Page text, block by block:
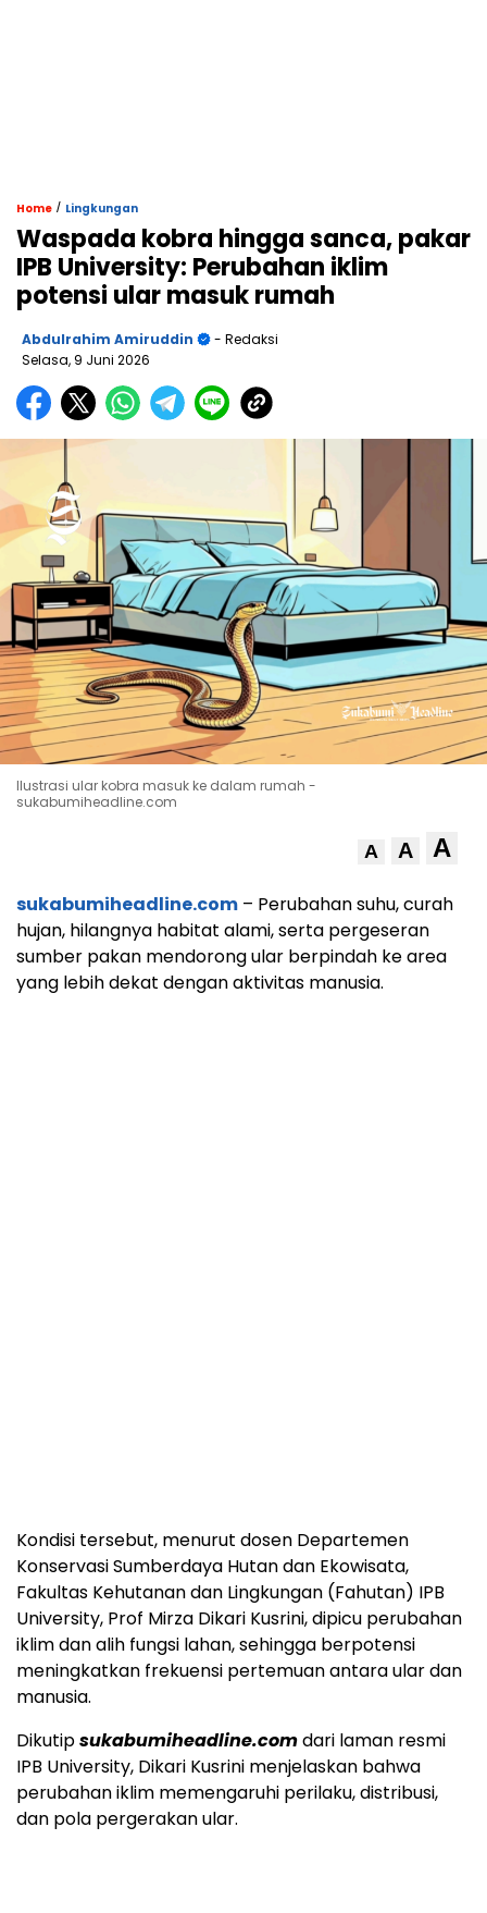
Home / Lingkungan
Waspada kobra hingga sanca, pakar
IPB University: Perubahan iklim
potensi ular masuk rumah
Abdulrahim Amiruddin
- Redaksi
Selasa, 9 Juni 2026
Ilustrasi ular kobra masuk ke dalam rumah -
sukabumiheadline.com
A A A
sukabumiheadline.com – Perubahan suhu, curah
hujan, hilangnya habitat alami, serta pergeseran
sumber pakan mendorong ular berpindah ke area
yang lebih dekat dengan aktivitas manusia.
Kondisi tersebut, menurut dosen Departemen
Konservasi Sumberdaya Hutan dan Ekowisata,
Fakultas Kehutanan dan Lingkungan (Fahutan) IPB
University, Prof Mirza Dikari Kusrini, dipicu perubahan
iklim dan alih fungsi lahan, sehingga berpotensi
meningkatkan frekuensi pertemuan antara ular dan
manusia.
Dikutipsukabumiheadline.comdari laman resmi
IPB University, Dikari Kusrini menjelaskan bahwa
perubahan iklim memengaruhi perilaku, distribusi,
dan pola pergerakan ular.